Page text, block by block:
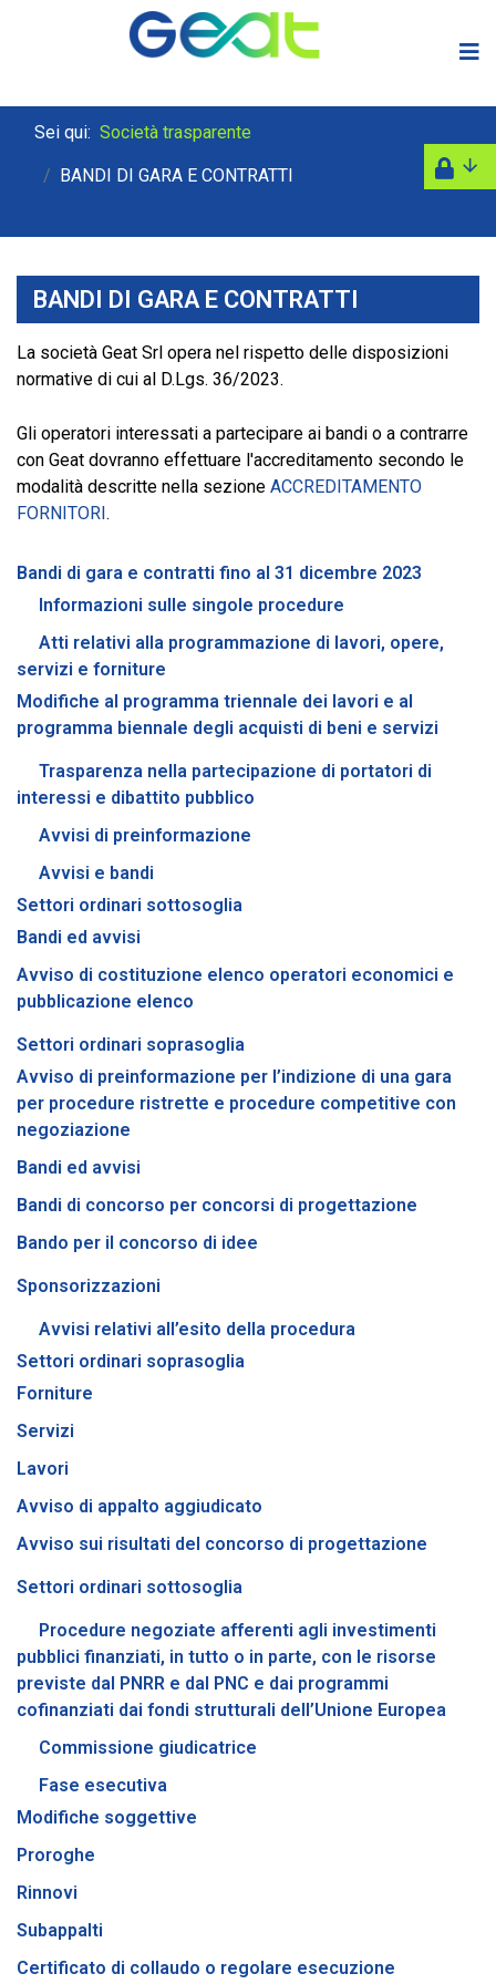
Sei qui: Società trasparente
BANDI DI GARA E CONTRATTI
BANDI DI GARA E CONTRATTI
La società Geat Srl opera nel rispetto delle disposizioni
normative di cui al D.Lgs. 36/2023.
Gli operatori interessati a partecipare ai bandi o a contrarre
con Geat dovranno effettuare l'accreditamento secondo le
modalità descritte nella sezione ACCREDITAMENTO
FORNITORI.
Bandi di gara e contratti fino al 31 dicembre 2023
Informazioni sulle singole procedure
Atti relativi alla programmazione di lavori, opere,
servizi e forniture
Modifiche al programma triennale dei lavori e al
programma biennale degli acquisti di beni e servizi
Trasparenza nella partecipazione di portatori di
interessi e dibattito pubblico
Avvisi di preinformazione
Avvisi e bandi
Settori ordinari sottosoglia
Bandi ed avvisi
Avviso di costituzione elenco operatori economici e
pubblicazione elenco
Settori ordinari soprasoglia
Avviso di preinformazione per l’indizione di una gara
per procedure ristrette e procedure competitive con
negoziazione
Bandi ed avvisi
Bandi di concorso per concorsi di progettazione
Bando per il concorso di idee
Sponsorizzazioni
Avvisi relativi all’esito della procedura
Settori ordinari soprasoglia
Forniture
Servizi
Lavori
Avviso di appalto aggiudicato
Avviso sui risultati del concorso di progettazione
Settori ordinari sottosoglia
Procedure negoziate afferenti agli investimenti
pubblici finanziati, in tutto o in parte, con le risorse
previste dal PNRR e dal PNC e dai programmi
cofinanziati dai fondi strutturali dell’Unione Europea
Commissione giudicatrice
Fase esecutiva
Modifiche soggettive
Proroghe
Rinnovi
Subappalti
Certificato di collaudo o regolare esecuzione